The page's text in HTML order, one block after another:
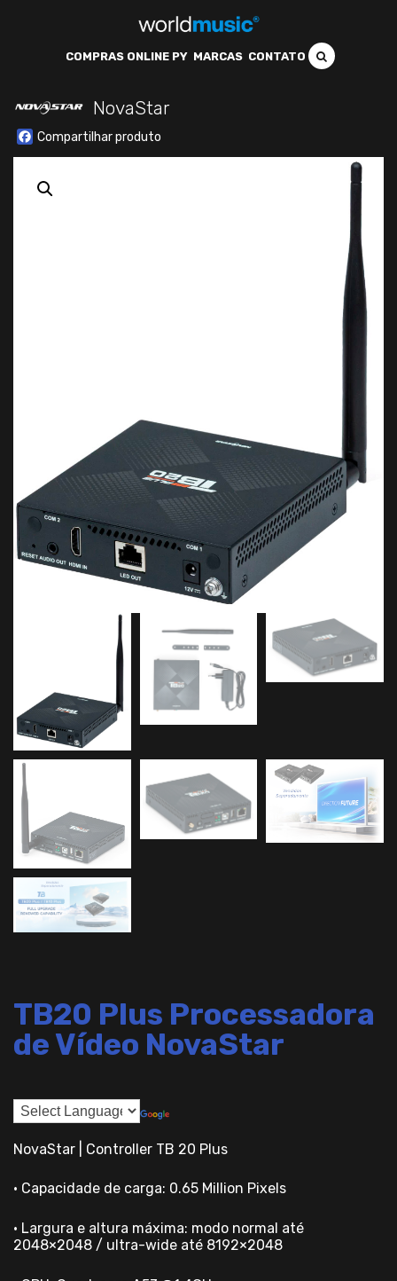
COMPRAS ONLINE PY MARCAS CONTATO
NovaStar
Facebook
TB20 Plus Processadora
de Vídeo NovaStar
NovaStar | Controller TB 20 Plus
• Capacidade de carga: 0.65 Million Pixels
• Largura e altura máxima: modo normal até
2048×2048 / ultra-wide até 8192×2048